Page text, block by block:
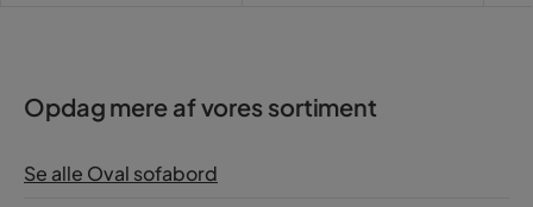
2 år siden
PF Pegah F
Opdag mere af vores sortiment
Se alle Oval sofabord